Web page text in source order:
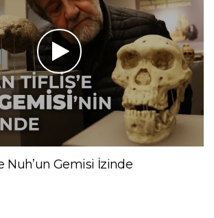
Nuh’un Gemisi İzinde